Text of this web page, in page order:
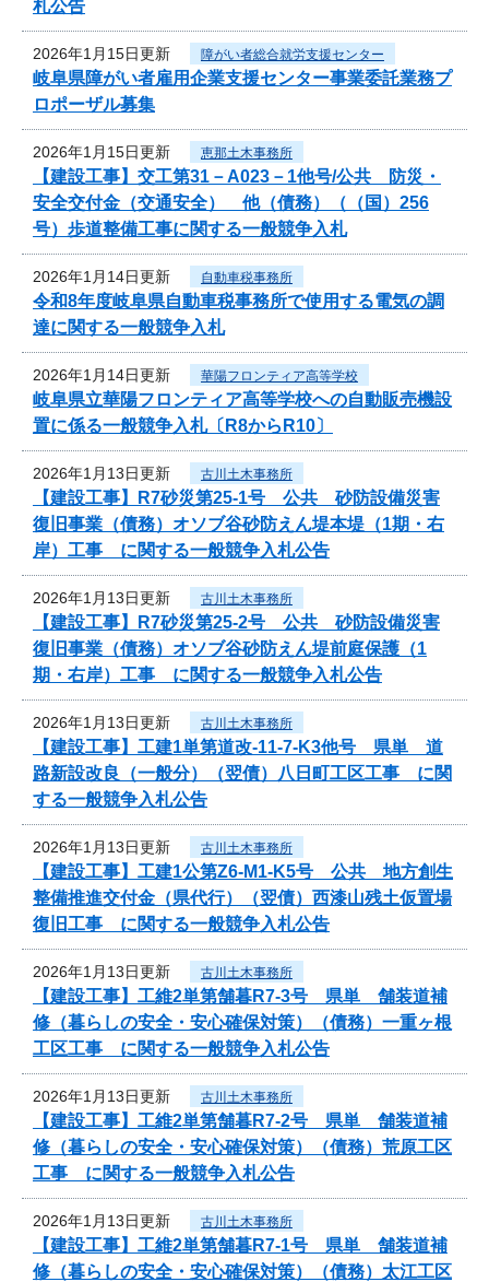
札公告
2026年1月15日更新 障がい者総合就労支援センター
岐阜県障がい者雇用企業支援センター事業委託業務プ
ロポーザル募集
2026年1月15日更新 恵那土木事務所
【建設工事】交工第31－A023－1他号/公共 防災・
安全交付金（交通安全） 他（債務）（（国）256
号）歩道整備工事に関する一般競争入札
2026年1月14日更新 自動車税事務所
令和8年度岐阜県自動車税事務所で使用する電気の調
達に関する一般競争入札
2026年1月14日更新 華陽フロンティア高等学校
岐阜県立華陽フロンティア高等学校への自動販売機設
置に係る一般競争入札〔R8からR10〕
2026年1月13日更新 古川土木事務所
【建設工事】R7砂災第25-1号 公共 砂防設備災害
復旧事業（債務）オソブ谷砂防えん堤本堤（1期・右
岸）工事 に関する一般競争入札公告
2026年1月13日更新 古川土木事務所
【建設工事】R7砂災第25-2号 公共 砂防設備災害
復旧事業（債務）オソブ谷砂防えん堤前庭保護（1
期・右岸）工事 に関する一般競争入札公告
2026年1月13日更新 古川土木事務所
【建設工事】工建1単第道改-11-7-K3他号 県単 道
路新設改良（一般分）（翌債）八日町工区工事 に関
する一般競争入札公告
2026年1月13日更新 古川土木事務所
【建設工事】工建1公第Z6-M1-K5号 公共 地方創生
整備推進交付金（県代行）（翌債）西漆山残土仮置場
復旧工事 に関する一般競争入札公告
2026年1月13日更新 古川土木事務所
【建設工事】工維2単第舗暮R7-3号 県単 舗装道補
修（暮らしの安全・安心確保対策）（債務）一重ヶ根
工区工事 に関する一般競争入札公告
2026年1月13日更新 古川土木事務所
【建設工事】工維2単第舗暮R7-2号 県単 舗装道補
修（暮らしの安全・安心確保対策）（債務）荒原工区
工事 に関する一般競争入札公告
2026年1月13日更新 古川土木事務所
【建設工事】工維2単第舗暮R7-1号 県単 舗装道補
修（暮らしの安全・安心確保対策）（債務）太江工区